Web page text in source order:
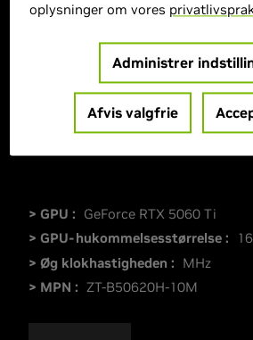
> GPU : GeForce RTX 5060 Ti
> GPU-hukommelsesstørrelse :
> Øg klokhastigheden : MHz
> MPN : ZT-B50620H-10M
oplysninger om vores
Administrer
Afvis valgfrie